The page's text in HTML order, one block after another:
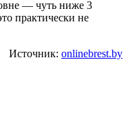
— чуть ниже 3
практически не
Источник: onlinebrest.by